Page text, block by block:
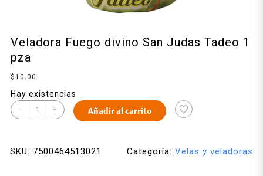
Veladora Fuego divino San Judas Tadeo 1
pza
$ 10.00
Hay existencias
- + Añadir al carrito
SKU: 7500464513021 Categoría: Velas y veladoras